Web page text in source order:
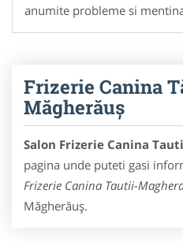
anumite probleme si
Frizerie Canina
Măgherăuș
Salon Frizerie Canina
pagina unde puteti gasi
Frizerie Canina Tautii-
Măgherăuș.